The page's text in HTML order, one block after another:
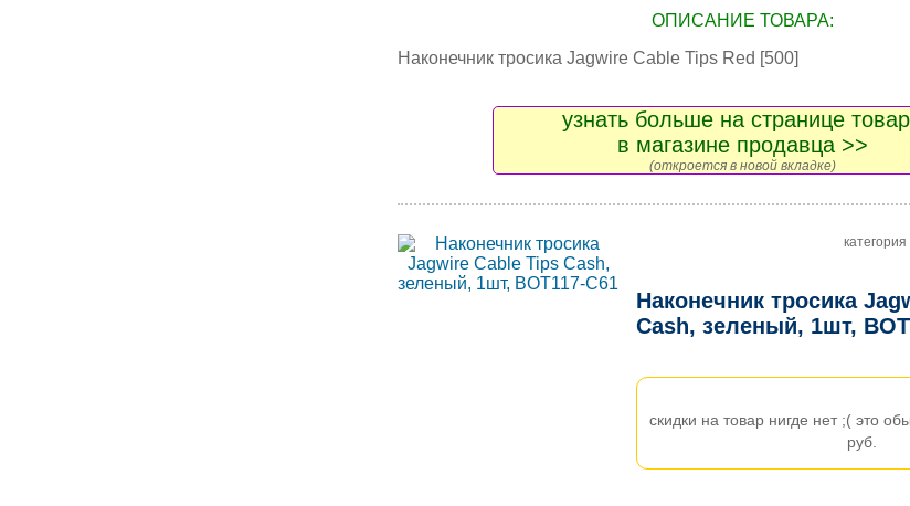
ОПИСАНИЕ ТОВАРА:
Наконечник тросика Jagwire Cable Tips Red [500]
узнать больше на странице
в магазине продавца >>
(откроется в новой вкладке)
Наконечник тросика
Cash, зеленый, 1шт,
скидки на товар нигде нет ;( это
руб.